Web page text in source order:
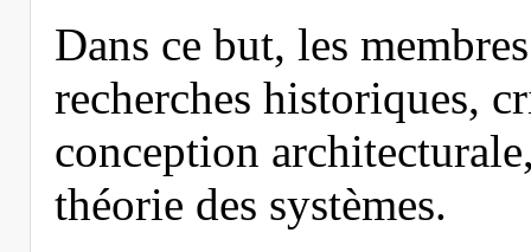
Dans ce but, les
recherches historiques,
conception
théorie des systèmes.